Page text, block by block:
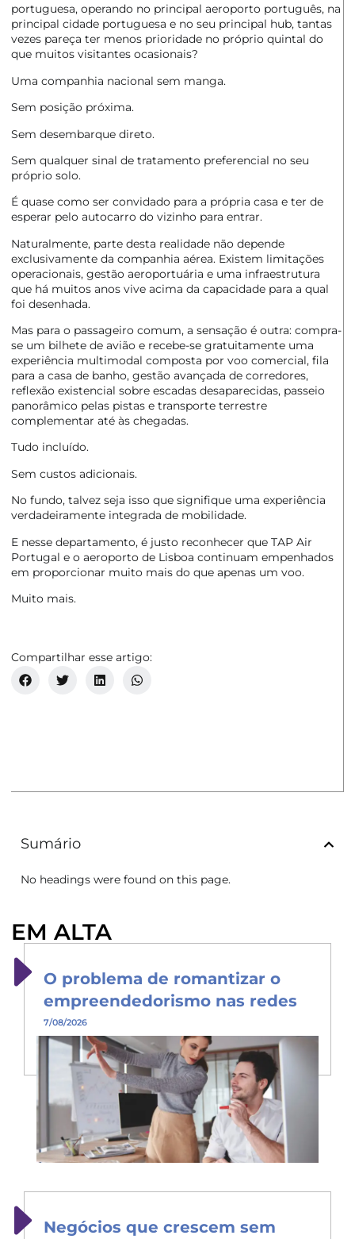
portuguesa, operando no principal aeroporto português, na
principal cidade portuguesa e no seu principal hub, tantas
vezes pareça ter menos prioridade no próprio quintal do
que muitos visitantes ocasionais?
Uma companhia nacional sem manga.
Sem posição próxima.
Sem desembarque direto.
Sem qualquer sinal de tratamento preferencial no seu
próprio solo.
É quase como ser convidado para a própria casa e ter de
esperar pelo autocarro do vizinho para entrar.
Naturalmente, parte desta realidade não depende
exclusivamente da companhia aérea. Existem limitações
operacionais, gestão aeroportuária e uma infraestrutura
que há muitos anos vive acima da capacidade para a qual
foi desenhada.
Mas para o passageiro comum, a sensação é outra: compra-
se um bilhete de avião e recebe-se gratuitamente uma
experiência multimodal composta por voo comercial, fila
para a casa de banho, gestão avançada de corredores,
reflexão existencial sobre escadas desaparecidas, passeio
panorâmico pelas pistas e transporte terrestre
complementar até às chegadas.
Tudo incluído.
Sem custos adicionais.
No fundo, talvez seja isso que signifique uma experiência
verdadeiramente integrada de mobilidade.
E nesse departamento, é justo reconhecer que TAP Air
Portugal e o aeroporto de Lisboa continuam empenhados
em proporcionar muito mais do que apenas um voo.
Muito mais.
Compartilhar esse artigo:
Sumário
No headings were found on this page.
EM ALTA
O problema de romantizar o
empreendedorismo nas redes
7/08/2026
Negócios que crescem sem